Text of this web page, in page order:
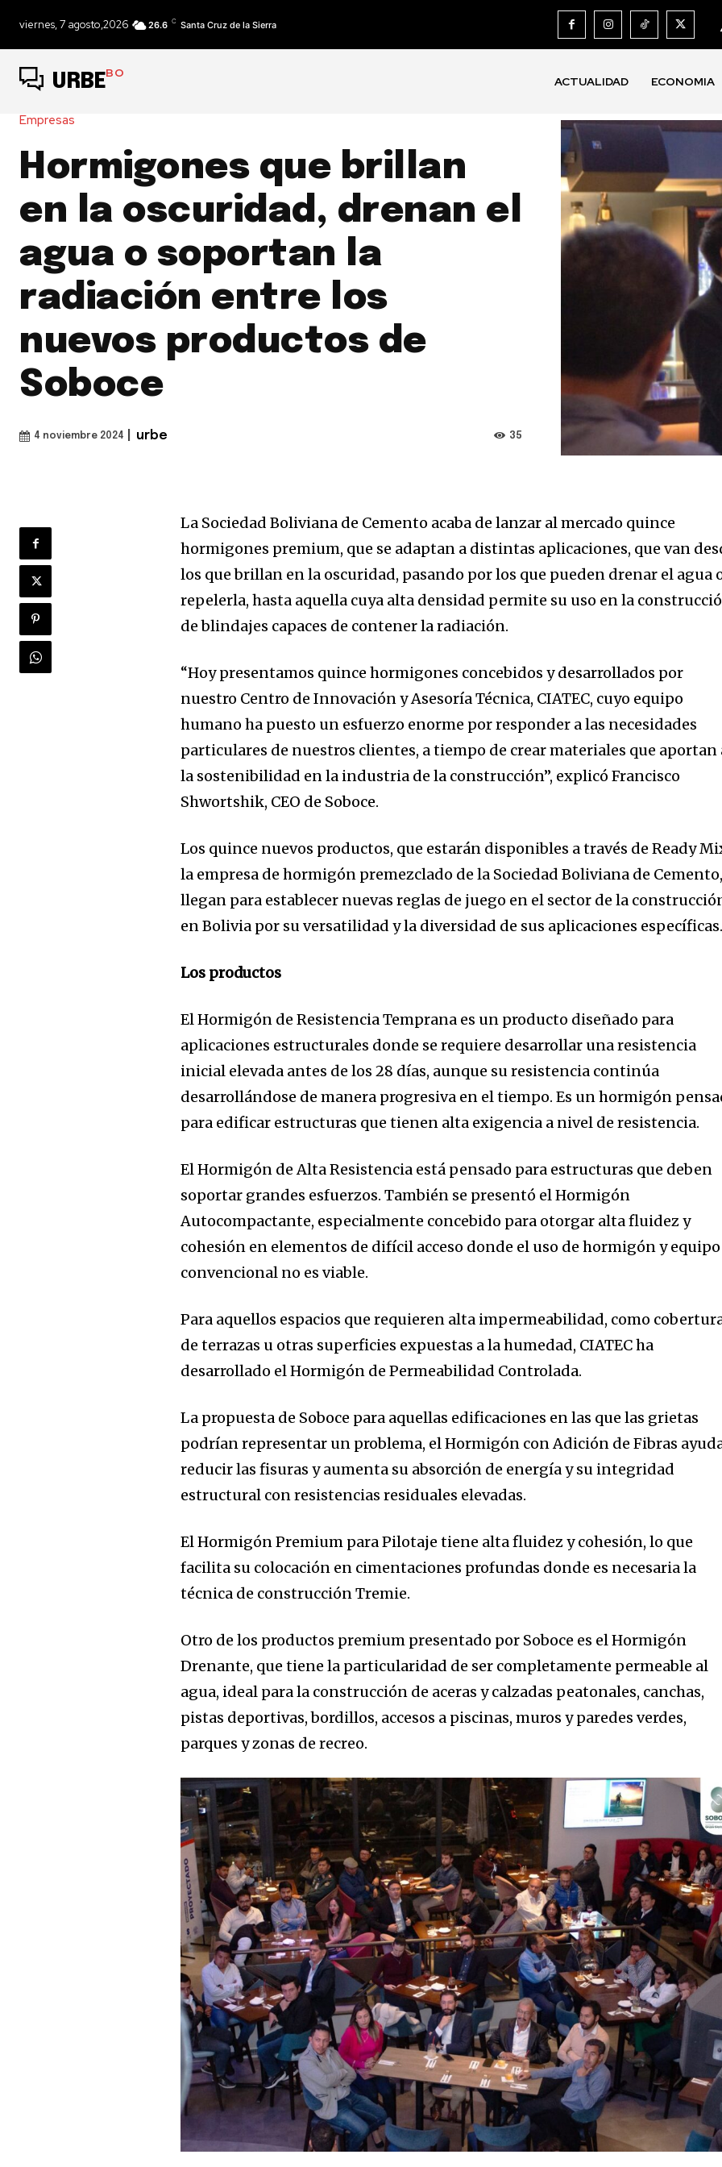
Join our community of
SUBSCRIBERS and be part
To subscribe, simply enter your email address on our website or click
the subscribe button below. Don't worry, we respect your privacy and
won't spam your inbox. Your information is safe with us.
viernes, 7 agosto,2026 26.6 C Santa Cruz de la Sierra
URBEBO
ACTUALIDAD ECONOMIA
Empresas
Hormigones que brillan
en la oscuridad, drenan el
agua o soportan la
radiación entre los
nuevos productos de
Soboce
4 noviembre 2024 urbe 35
La Sociedad Boliviana de Cemento acaba de lanzar al mercado quince
hormigones premium, que se adaptan a distintas aplicaciones, que van
los que brillan en la oscuridad, pasando por los que pueden drenar el agua
repelerla, hasta aquella cuya alta densidad permite su uso en la
de blindajes capaces de contener la radiación.
“Hoy presentamos quince hormigones concebidos y desarrollados por
nuestro Centro de Innovación y Asesoría Técnica, CIATEC, cuyo equipo
humano ha puesto un esfuerzo enorme por responder a las necesidades
particulares de nuestros clientes, a tiempo de crear materiales que aportan
la sostenibilidad en la industria de la construcción”, explicó Francisco
Shwortshik, CEO de Soboce.
Los quince nuevos productos, que estarán disponibles a través de Ready
la empresa de hormigón premezclado de la Sociedad Boliviana de Cemento,
llegan para establecer nuevas reglas de juego en el sector de la
en Bolivia por su versatilidad y la diversidad de sus aplicaciones específicas.
Los productos
El Hormigón de Resistencia Temprana es un producto diseñado para
aplicaciones estructurales donde se requiere desarrollar una resistencia
inicial elevada antes de los 28 días, aunque su resistencia continúa
desarrollándose de manera progresiva en el tiempo. Es un hormigón
para edificar estructuras que tienen alta exigencia a nivel de resistencia.
El Hormigón de Alta Resistencia está pensado para estructuras que deben
soportar grandes esfuerzos. También se presentó el Hormigón
Autocompactante, especialmente concebido para otorgar alta fluidez y
cohesión en elementos de difícil acceso donde el uso de hormigón y equipo
convencional no es viable.
Para aquellos espacios que requieren alta impermeabilidad, como
de terrazas u otras superficies expuestas a la humedad, CIATEC ha
desarrollado el Hormigón de Permeabilidad Controlada.
La propuesta de Soboce para aquellas edificaciones en las que las grietas
podrían representar un problema, el Hormigón con Adición de Fibras
reducir las fisuras y aumenta su absorción de energía y su integridad
estructural con resistencias residuales elevadas.
El Hormigón Premium para Pilotaje tiene alta fluidez y cohesión, lo que
facilita su colocación en cimentaciones profundas donde es necesaria la
técnica de construcción Tremie.
Otro de los productos premium presentado por Soboce es el Hormigón
Drenante, que tiene la particularidad de ser completamente permeable al
agua, ideal para la construcción de aceras y calzadas peatonales, canchas,
pistas deportivas, bordillos, accesos a piscinas, muros y paredes verdes,
parques y zonas de recreo.